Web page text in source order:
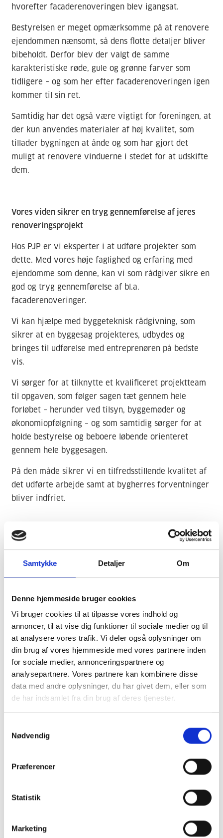
Samtykke Detaljer Om
Denne hjemmeside bruger cookies
Vi bruger cookies til at tilpasse vores indhold og
annoncer, til at vise dig funktioner til sociale medier og til
at analysere vores trafik. Vi deler også oplysninger om
din brug af vores hjemmeside med vores partnere inden
for sociale medier, annonceringspartnere og
analysepartnere. Vores partnere kan kombinere disse
data med andre oplysninger, du har givet dem, eller som
de har indsamlet fra din brug af deres tjenester.
Nødvendig
Præferencer
Statistik
Marketing
hvorefter facaderenoveringen blev igangsat.
Bestyrelsen er meget opmærksomme på at renovere
ejendommen nænsomt, så dens flotte detaljer bliver
bibeholdt. Derfor blev der valgt de samme
karakteristiske røde, gule og grønne farver som
tidligere – og som her efter facaderenoveringen igen
kommer til sin ret.
Samtidig har det også være vigtigt for foreningen, at
der kun anvendes materialer af høj kvalitet, som
tillader bygningen at ånde og som har gjort det
muligt at renovere vinduerne i stedet for at udskifte
dem.
Vores viden sikrer en tryg gennemførelse af jeres
renoveringsprojekt
Hos PJP er vi eksperter i at udføre projekter som
dette. Med vores høje faglighed og erfaring med
ejendomme som denne, kan vi som rådgiver sikre en
god og tryg gennemførelse af bl.a.
facaderenoveringer.
Vi kan hjælpe med byggeteknisk rådgivning, som
sikrer at en byggesag projekteres, udbydes og
bringes til udførelse med entreprenøren på bedste
vis.
Vi sørger for at tilknytte et kvalificeret projektteam
til opgaven, som følger sagen tæt gennem hele
forløbet – herunder ved tilsyn, byggemøder og
økonomiopfølgning – og som samtidig sørger for at
holde bestyrelse og beboere løbende orienteret
gennem hele byggesagen.
På den måde sikrer vi en tilfredsstillende kvalitet af
det udførte arbejde samt at bygherres forventninger
bliver indfriet.
År
Kundetype
Andelsforening